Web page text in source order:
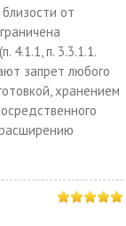
от
4.1.1, п. 3.3.1.1.
запрет любого
хранением